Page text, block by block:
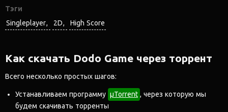
Тэги
Singleplayer
2D High Score
Как скачать Dodo Game через торрент
Всего несколько простых шагов:
Устанавливаем программу μTorrent , через которую мы
будем скачивать торренты